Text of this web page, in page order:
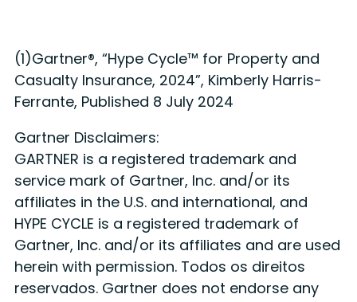
(1)Gartner®, “Hype Cycle™ for Property and
Casualty Insurance, 2024”, Kimberly Harris-
Ferrante, Published 8 July 2024
Gartner Disclaimers:
GARTNER is a registered trademark and
service mark of Gartner, Inc. and/or its
affiliates in the U.S. and international, and
HYPE CYCLE is a registered trademark of
Gartner, Inc. and/or its affiliates and are used
herein with permission. Todos os direitos
reservados. Gartner does not endorse any